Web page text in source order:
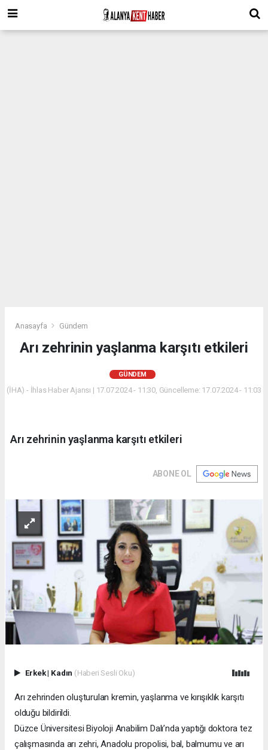
Anasayfa Gündem
Arı zehrinin yaşlanma karşıtı etkileri
GÜNDEM
(İHA) - İhlas Haber Ajansı | 17.07.2024 - 11:30, Güncelleme: 17.07.2024 - 11:03
Arı zehrinin yaşlanma karşıtı etkileri
ABONE OL
Erkek| Kadın (Haberi Sesli Oku)
Arı zehrinden oluşturulan kremin, yaşlanma ve kırışıklık karşıtı
olduğu bildirildi.
Düzce Üniversitesi Biyoloji Anabilim Dalı’nda yaptığı doktora tez
çalışmasında arı zehri, Anadolu propolisi, bal, balmumu ve arı